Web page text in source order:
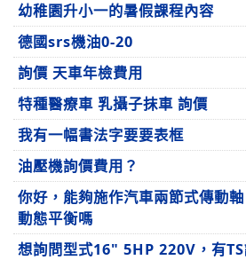
幼稚園升小一的暑假課程內容
德國srs機油0-20
詢價 天車年檢費用
特種醫療車 乳攝子抹車 詢價
我有一幅書法字要要表框
油壓機詢價費用？
你好，能夠施作汽車兩節式傳動
動態平衡嗎
想詢問型式16" 5HP 220V，有